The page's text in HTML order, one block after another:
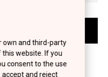
own and third-party
website. If you
consent to the use
accept and reject